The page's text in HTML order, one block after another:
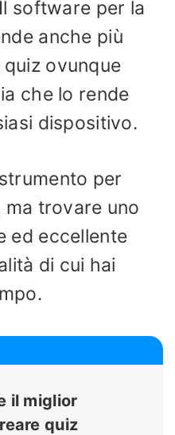
software per la
anche più
ovunque
che lo rende
dispositivo.
per
trovare uno
ed eccellente
di cui hai
il miglior
quiz